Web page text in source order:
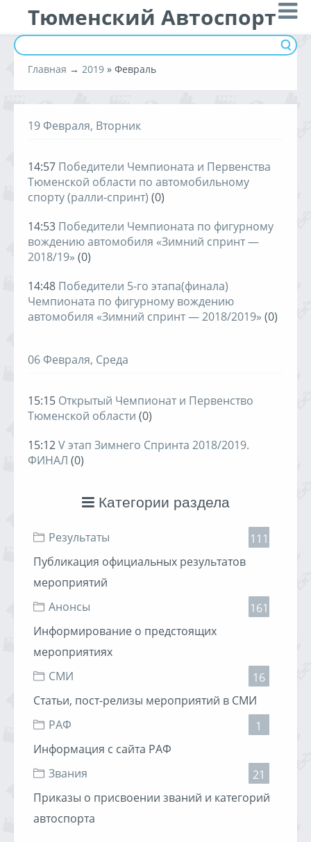
Тюменский Автоспорт
Категории раздела
Результаты
111
Публикация официальных результатов
мероприятий
Анонсы
161
Информирование о предстоящих
мероприятиях
СМИ
16
Статьи, пост-релизы мероприятий в СМИ
РАФ
1
Информация с сайта РАФ
Звания
21
Приказы о присвоении званий и категорий
автоспорта
Главная → 2019 » Февраль
19 Февраля, Вторник
14:57 Победители Чемпионата и Первенства
Тюменской области по автомобильному
спорту (ралли-спринт) (0)
14:53 Победители Чемпионата по фигурному
вождению автомобиля «Зимний спринт —
2018/19» (0)
14:48 Победители 5-го этапа(финала)
Чемпионата по фигурному вождению
автомобиля «Зимний спринт — 2018/2019» (0)
06 Февраля, Среда
15:15 Открытый Чемпионат и Первенство
Тюменской области (0)
15:12V этап Зимнего Спринта 2018/2019.
ФИНАЛ (0)